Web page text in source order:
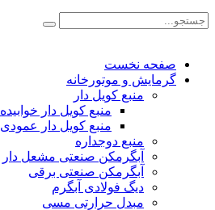
صفحه نخست
گرمایش و موتورخانه
منبع کویل دار
منبع کویل دار خوابیده
منبع کویل دار عمودی
منبع دوجداره
آبگرمکن صنعتی مشعل دار
آبگرمکن صنعتی برقی
دیگ فولادی آبگرم
مبدل حرارتی مسی